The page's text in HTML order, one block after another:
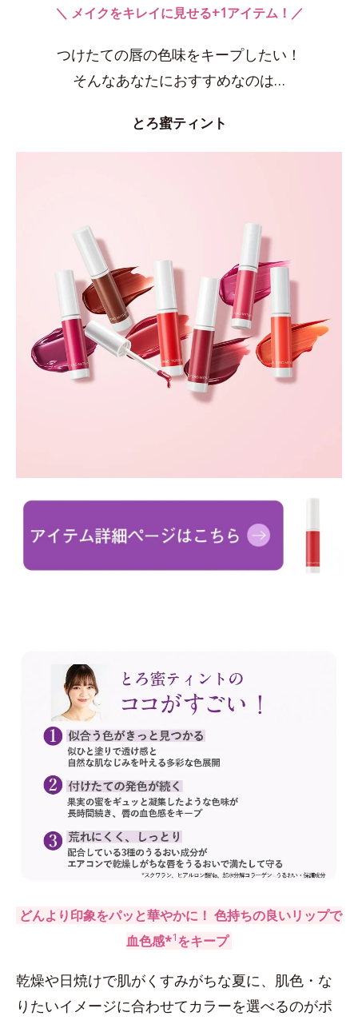
＼ メイクをキレイに見せる+1アイテム！／
つけたての唇の色味をキープしたい！
そんなあなたにおすすめなのは…
とろ蜜ティント
どんより印象をパッと華やかに！ 色持ちの良いリップで
血色感*1をキープ
乾燥や日焼けで肌がくすみがちな夏に、肌色・な
りたいイメージに合わせてカラーを選べるのがポ